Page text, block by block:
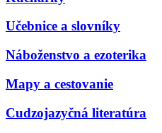
Učebnice a slovníky
Náboženstvo a ezoterika
Mapy a cestovanie
Cudzojazyčná literatúra